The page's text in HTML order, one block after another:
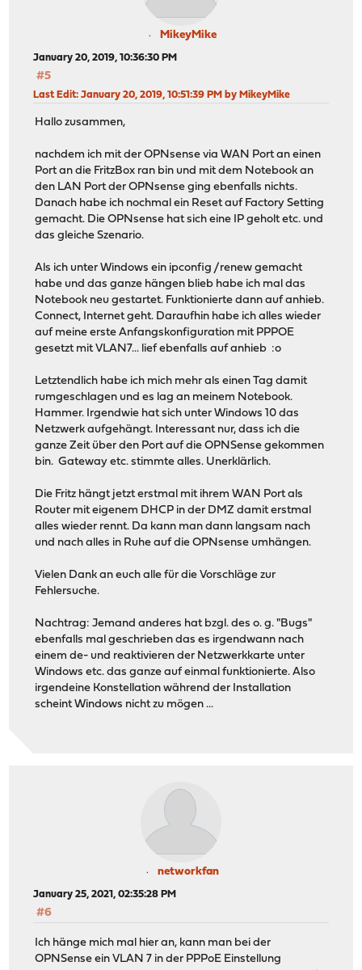
MikeyMike
January 20, 2019, 10:36:30 PM
#5
Last Edit: January 20, 2019, 10:51:39 PM by MikeyMike
Hallo zusammen,
nachdem ich mit der OPNsense via WAN Port an einen
Port an die FritzBox ran bin und mit dem Notebook an
den LAN Port der OPNsense ging ebenfalls nichts.
Danach habe ich nochmal ein Reset auf Factory Setting
gemacht. Die OPNsense hat sich eine IP geholt etc. und
das gleiche Szenario.
Als ich unter Windows ein ipconfig /renew gemacht
habe und das ganze hängen blieb habe ich mal das
Notebook neu gestartet. Funktionierte dann auf anhieb.
Connect, Internet geht. Daraufhin habe ich alles wieder
auf meine erste Anfangskonfiguration mit PPPOE
gesetzt mit VLAN7... lief ebenfalls auf anhieb :o
Letztendlich habe ich mich mehr als einen Tag damit
rumgeschlagen und es lag an meinem Notebook.
Hammer. Irgendwie hat sich unter Windows 10 das
Netzwerk aufgehängt. Interessant nur, dass ich die
ganze Zeit über den Port auf die OPNSense gekommen
bin. Gateway etc. stimmte alles. Unerklärlich.
Die Fritz hängt jetzt erstmal mit ihrem WAN Port als
Router mit eigenem DHCP in der DMZ damit erstmal
alles wieder rennt. Da kann man dann langsam nach
und nach alles in Ruhe auf die OPNsense umhängen.
Vielen Dank an euch alle für die Vorschläge zur
Fehlersuche.
Nachtrag: Jemand anderes hat bzgl. des o. g. "Bugs"
ebenfalls mal geschrieben das es irgendwann nach
einem de- und reaktivieren der Netzwerkkarte unter
Windows etc. das ganze auf einmal funktionierte. Also
irgendeine Konstellation während der Installation
scheint Windows nicht zu mögen ...
networkfan
January 25, 2021, 02:35:28 PM
#6
Ich hänge mich mal hier an, kann man bei der
OPNSense ein VLAN 7 in der PPPoE Einstellung